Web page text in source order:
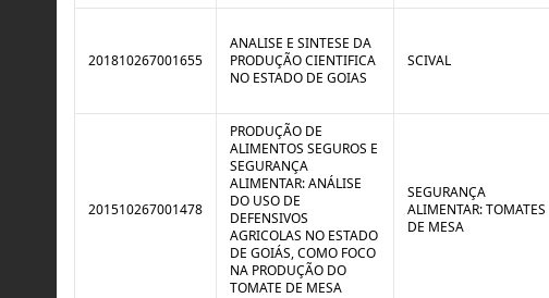
201810267001655
ANALISE E SINTESE DA
PRODUÇÃO CIENTIFICA
NO ESTADO DE GOIAS
SCIVAL
201510267001478
PRODUÇÃO DE
ALIMENTOS SEGUROS E
SEGURANÇA
ALIMENTAR: ANÁLISE
DO USO DE
DEFENSIVOS
AGRICOLAS NO ESTADO
DE GOIÁS, COMO FOCO
NA PRODUÇÃO DO
TOMATE DE MESA
SEGURANÇA
ALIMENTAR: TOMATES
DE MESA